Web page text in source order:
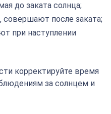
до заката солнца;
совершают после заката;
при наступлении
корректируйте время
за солнцем и